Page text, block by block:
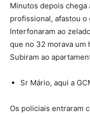
Minutos depois chega
profissional, afastou
Interfonaram ao
que no 32 morava um
Subiram ao
Sr Mário, aqui a
Os policiais entraram